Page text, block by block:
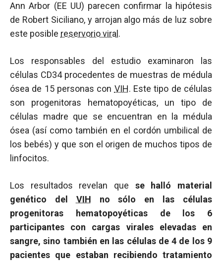
Ann Arbor (EE UU) parecen confirmar la hipótesis
de Robert Siciliano, y arrojan algo más de luz sobre
este posible reservorio viral .
Los responsables del estudio examinaron las
células CD34 procedentes de muestras de médula
ósea de 15 personas con VIH. Este tipo de células
son progenitoras hematopoyéticas, un tipo de
células madre que se encuentran en la médula
ósea (así como también en el cordón umbilical de
los bebés) y que son el origen de muchos tipos de
linfocitos.
Los resultados revelan que se halló material
genético del VIH no sólo en las células
progenitoras hematopoyéticas de los 6
participantes con cargas virales elevadas en
sangre, sino también en las células de 4 de los 9
pacientes que estaban recibiendo tratamiento